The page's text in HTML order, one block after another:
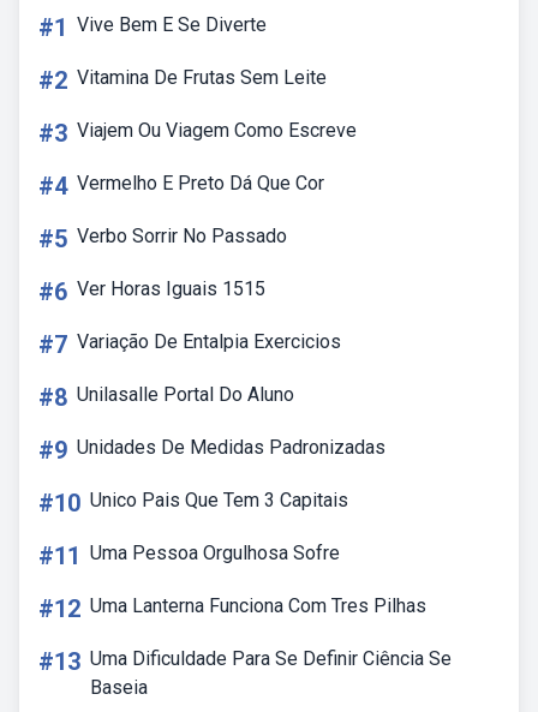
#1 Vive Bem E Se Diverte
#2 Vitamina De Frutas Sem Leite
#3 Viajem Ou Viagem Como Escreve
#4 Vermelho E Preto Dá Que Cor
#5 Verbo Sorrir No Passado
#6 Ver Horas Iguais 1515
#7 Variação De Entalpia Exercicios
#8 Unilasalle Portal Do Aluno
#9 Unidades De Medidas Padronizadas
#10 Unico Pais Que Tem 3 Capitais
#11 Uma Pessoa Orgulhosa Sofre
#12 Uma Lanterna Funciona Com Tres Pilhas
#13 Uma Dificuldade Para Se Definir Ciência Se
Baseia